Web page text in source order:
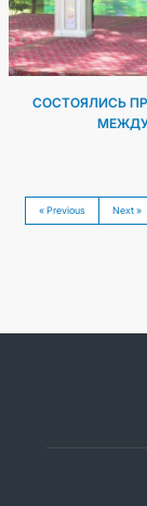
СОСТОЯЛИСЬ
« Previous Next »